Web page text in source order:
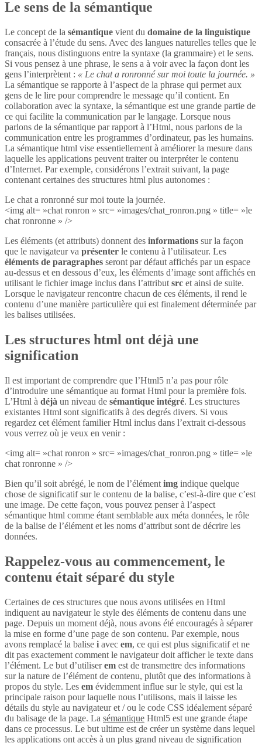
Le sens de la sémantique
Le concept de la sémantique vient du domaine de la linguistique
consacrée à l’étude du sens. Avec des langues naturelles telles que le
français, nous distinguons entre la syntaxe (la grammaire) et le sens.
Si vous pensez à une phrase, le sens a à voir avec la façon dont les
gens l’interprètent : « Le chat a ronronné sur moi toute la journée. »
La sémantique se rapporte à l’aspect de la phrase qui permet aux
gens de le lire pour comprendre le message qu’il contient. En
collaboration avec la syntaxe, la sémantique est une grande partie de
ce qui facilite la communication par le langage. Lorsque nous
parlons de la sémantique par rapport à l’Html, nous parlons de la
communication entre les programmes d’ordinateur, pas les humains.
La sémantique html vise essentiellement à améliorer la mesure dans
laquelle les applications peuvent traiter ou interpréter le contenu
d’Internet. Par exemple, considérons l’extrait suivant, la page
contenant certaines des structures html plus autonomes :
Le chat a ronronné sur moi toute la journée.
<img alt= »chat ronron » src= »images/chat_ronron.png » title= »le
chat ronronne » />
Les éléments (et attributs) donnent des informations sur la façon
que le navigateur va présenter le contenu à l’utilisateur. Les
éléments de paragraphes seront par défaut affichés par un espace
au-dessus et en dessous d’eux, les éléments d’image sont affichés en
utilisant le fichier image inclus dans l’attribut src et ainsi de suite.
Lorsque le navigateur rencontre chacun de ces éléments, il rend le
contenu d’une manière particulière qui est finalement déterminée par
les balises utilisées.
Les structures html ont déjà une
signification
Il est important de comprendre que l’Html5 n’a pas pour rôle
d’introduire une sémantique au format Html pour la première fois.
L’Html à déjà un niveau de sémantique intégré. Les structures
existantes Html sont significatifs à des degrés divers. Si vous
regardez cet élément familier Html inclus dans l’extrait ci-dessous
vous verrez où je veux en venir :
<img alt= »chat ronron » src= »images/chat_ronron.png » title= »le
chat ronronne » />
Bien qu’il soit abrégé, le nom de l’élément img indique quelque
chose de significatif sur le contenu de la balise, c’est-à-dire que c’est
une image. De cette façon, vous pouvez penser à l’aspect
sémantique html comme étant semblable aux méta données, le rôle
de la balise de l’élément et les noms d’attribut sont de décrire les
données.
Rappelez-vous au commencement, le
contenu était séparé du style
Certaines de ces structures que nous avons utilisées en Html
indiquent au navigateur le style des éléments de contenu dans une
page. Depuis un moment déjà, nous avons été encouragés à séparer
la mise en forme d’une page de son contenu. Par exemple, nous
avons remplacé la balise i avec em, ce qui est plus significatif et ne
dit pas exactement comment le navigateur doit afficher le texte dans
l’élément. Le but d’utiliserem est de transmettre des informations
sur la nature de l’élément de contenu, plutôt que des informations à
propos du style. Les em évidemment influe sur le style, qui est la
principale raison pour laquelle nous l’utilisons, mais il laisse les
détails du style au navigateur et / ou le code CSS idéalement séparé
du balisage de la page. La sémantique Html5 est une grande étape
dans ce processus. Le but ultime est de créer un système dans lequel
les applications ont accès à un plus grand niveau de signification